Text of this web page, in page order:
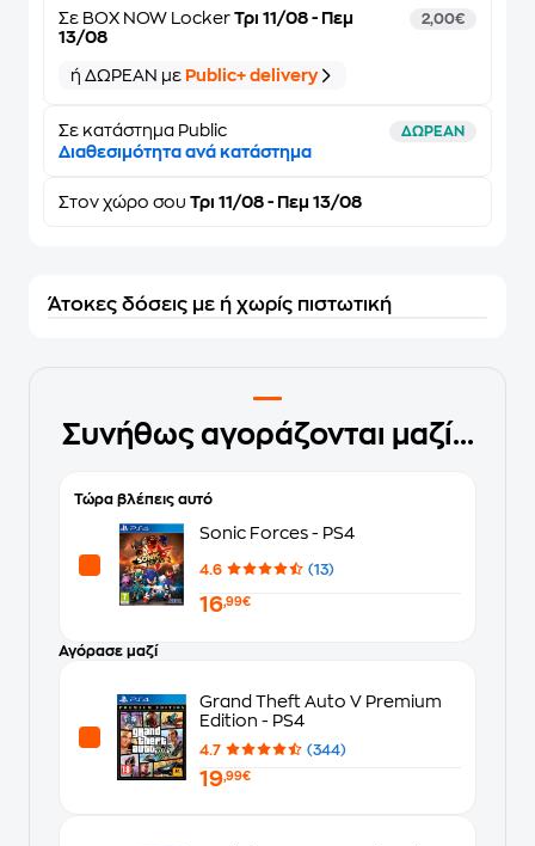
Σε BOX NOW Locker Τρι 11/08 - Πεμ
13/08
2,00€
ή ΔΩΡΕΑΝ με Public+ delivery
Σε κατάστημα Public ΔΩΡΕΑΝ
Διαθεσιμότητα ανά κατάστημα
Στον χώρο σου Τρι 11/08 - Πεμ 13/08
Άτοκες δόσεις με ή χωρίς πιστωτική
Συνήθως αγοράζονται μαζί...
Τώρα βλέπεις αυτό
Sonic Forces - PS4
4.6 (13)
16,99€
Αγόρασε μαζί
Grand Theft Auto V Premium
Edition - PS4
4.7 (344)
19,99€